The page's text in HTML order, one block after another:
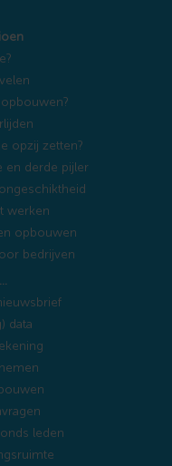
opzij zetten?
en derde pijler
werken
opbouwen
bedrijven
data
leden